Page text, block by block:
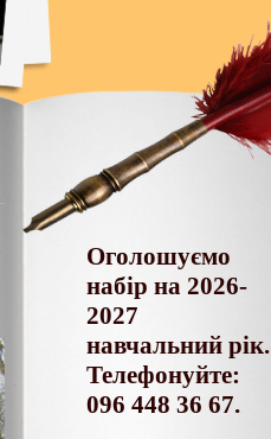
Оголошуємо
набір на 2026-
2027
навчальний рік.
Телефонуйте:
096 448 36 67.